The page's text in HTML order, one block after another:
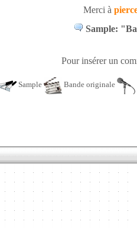
Merci à
Sample:
Pour insérer un
Sample Bande originale